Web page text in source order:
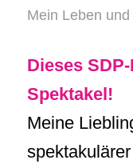
Mein Leben und
Dieses
Spektakel!
Meine